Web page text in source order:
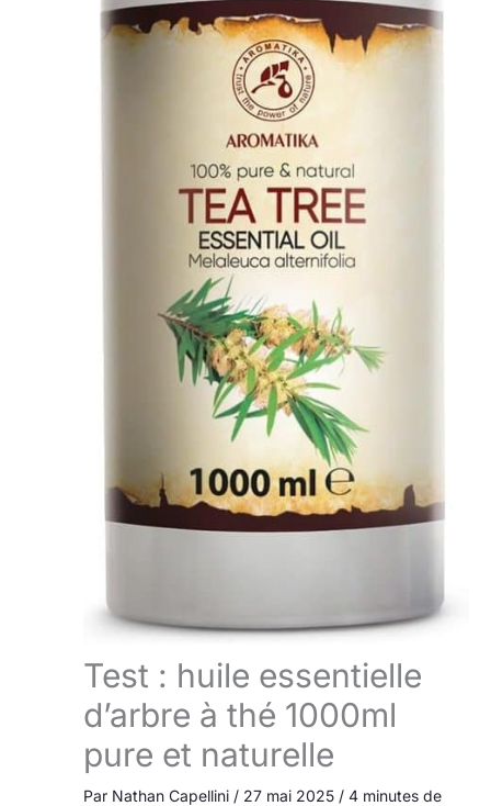
Test : huile essentielle
d’arbre à thé 1000ml
pure et naturelle
Par Nathan Capellini / 27 mai 2025 / 4 minutes de